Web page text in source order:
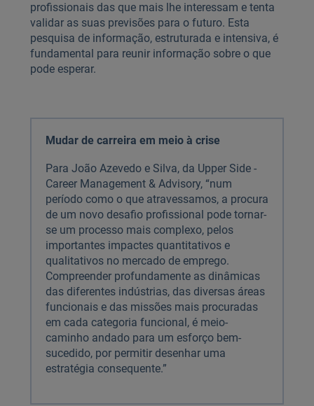
profissionais das que mais lhe interessam e tenta
validar as suas previsões para o futuro. Esta
pesquisa de informação, estruturada e intensiva, é
fundamental para reunir informação sobre o que
pode esperar.
Mudar de carreira em meio à crise
Para João Azevedo e Silva, da Upper Side -
Career Management & Advisory, “num
período como o que atravessamos, a procura
de um novo desafio profissional pode tornar-
se um processo mais complexo, pelos
importantes impactes quantitativos e
qualitativos no mercado de emprego.
Compreender profundamente as dinâmicas
das diferentes indústrias, das diversas áreas
funcionais e das missões mais procuradas
em cada categoria funcional, é meio-
caminho andado para um esforço bem-
sucedido, por permitir desenhar uma
estratégia consequente.”